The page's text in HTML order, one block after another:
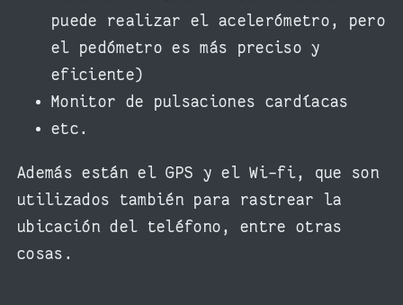
puede realizar el acelerómetro, pero
el pedómetro es más preciso y
eficiente)
Monitor de pulsaciones cardíacas
etc.
Además están el GPS y el Wi-fi, que son
utilizados también para rastrear la
ubicación del teléfono, entre otras
cosas.